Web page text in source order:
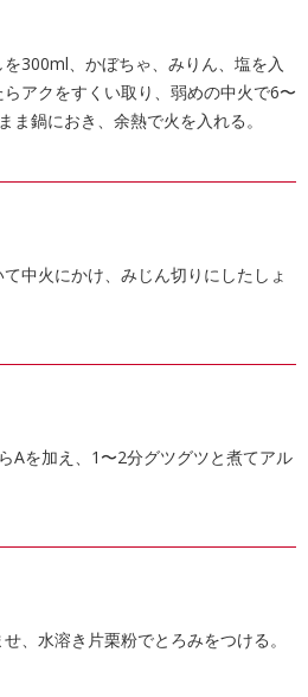
300ml、かぼちゃ、みりん、塩を入
アクをすくい取り、弱めの中火で6〜
ま鍋におき、余熱で火を入れる。
中火にかけ、みじん切りにしたしょ
Aを加え、1〜2分グツグツと煮てアル
、水溶き片栗粉でとろみをつける。